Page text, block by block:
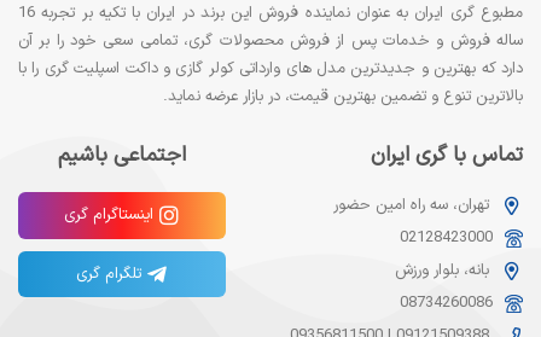
مطبوع گری ایران به عنوان نماینده فروش این برند در ایران با تکیه بر تجربه 16
ساله فروش و خدمات پس از فروش محصولات گری، تمامی سعی خود را بر آن
دارد که بهترین و جدیدترین مدل های وارداتی کولر گازی و داکت اسپلیت گری را با
بالاترین تنوع و تضمین بهترین قیمت، در بازار عرضه نماید.
تماس با گری ایران
تهران، سه راه امین حضور
02128423000
بانه، بلوار ورزش
08734260086
اجتماعی باشیم
اینستاگرام گری
تلگرام گری